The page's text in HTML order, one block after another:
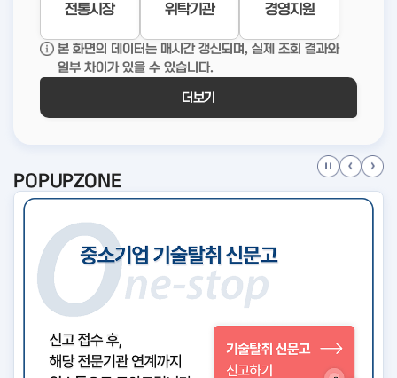
전통시장 위탁기관 경영지원
본 화면의 데이터는 매시간 갱신되며, 실제 조회 결과와
일부 차이가 있을 수 있습니다.
더보기
POPUPZONE